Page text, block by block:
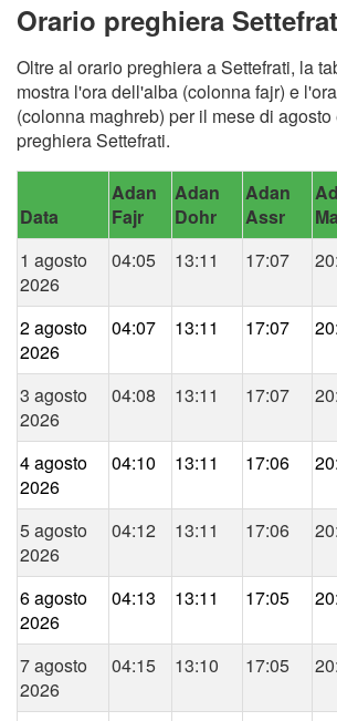
Orario preghiera
Oltre al orario preghiera a Settefrati, la
mostra l'ora dell'alba (colonna fajr) e
(colonna maghreb) per il mese di
preghiera Settefrati.
Data
Adan
Fajr
Adan
Dohr
Adan
Assr
1 agosto
2026
04:05 13:11 17:07
2 agosto
2026
04:07 13:11 17:07
3 agosto
2026
04:08 13:11 17:07
4 agosto
2026
04:10 13:11 17:06
5 agosto
2026
04:12 13:11 17:06
6 agosto
2026
04:13 13:11 17:05
7 agosto
2026
04:15 13:10 17:05